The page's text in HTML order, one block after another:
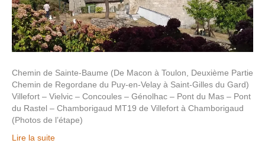
Chemin de Sainte-Baume (De Macon à Toulon, Deuxième Partie
Chemin de Regordane du Puy-en-Velay à Saint-Gilles du Gard)
Villefort – Vielvic – Concoules – Génolhac – Pont du Mas – Pont
du Rastel – Chamborigaud MT19 de Villefort à Chamborigaud
(Photos de l’étape)
Lire la suite